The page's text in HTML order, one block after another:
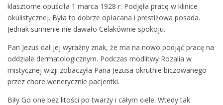
klasztorne opuściła 1 marca 1928 r. Podjęła pracę w klinice
okulistycznej. Była to dobrze opłacana i prestiżowa posada.
Jednak sumienie nie dawało Celakównie spokoju.
Pan Jezus dał jej wyraźny znak, że ma na nowo podjąć pracę na
oddziale dermatologicznym. Podczas modlitwy Rozalia w
mistycznej wizji zobaczyła Pana Jezusa okrutnie biczowanego
przez chore wenerycznie pacjentki.
Biły Go one bez litości po twarzy i całym ciele. Wtedy tak